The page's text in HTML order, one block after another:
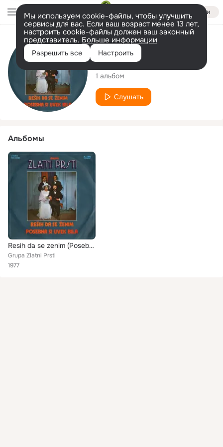
Войти
Мы используем cookie-файлы, чтобы улучшить
сервисы для вас. Если ваш возраст менее 13 лет,
настроить cookie-файлы должен ваш законный
представитель. Больше информации
Разрешить все Настроить
Исполнитель
Grupa Zlatni Prsti
1 альбом
Слушать
Альбомы
Resih da se zenim (Posebna si uvek bila)
Grupa Zlatni Prsti
1977